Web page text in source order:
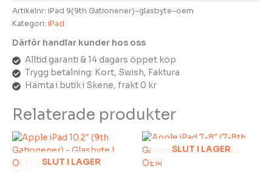
Artikelnr: iPad 9(9th Gationener)-glasbyte-oem
Kategori: iPad
Därför handlar kunder hos oss
Alltid garanti & 14 dagars öppet köp
Trygg betalning: Kort, Swish, Faktura
Hämta i butik i Skene, frakt 0 kr
Relaterade produkter
SLUT I LAGER
SLUT I LAGER